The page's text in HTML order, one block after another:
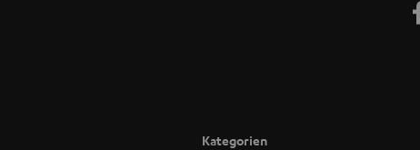
Kategorien